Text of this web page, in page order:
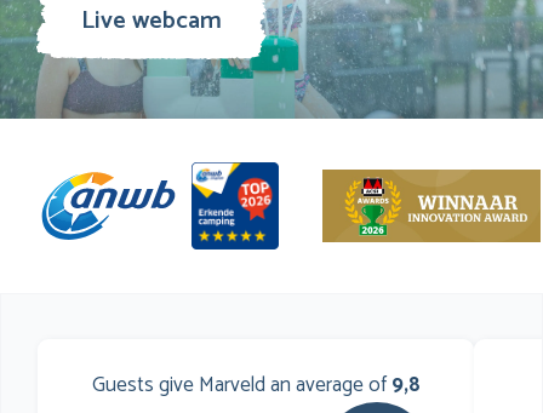
Live webcam
Guests give Marveld an average of9,8